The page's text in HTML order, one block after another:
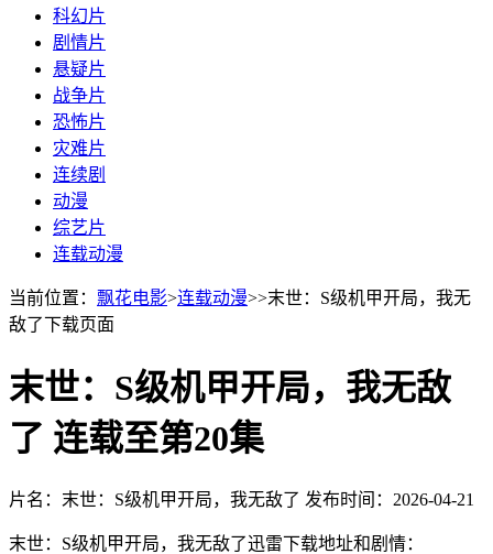
科幻片
剧情片
悬疑片
战争片
恐怖片
灾难片
连续剧
动漫
综艺片
连载动漫
当前位置： 飘花电影>连载动漫>>末世：S级机甲开局，我无
敌了下载页面
末世：S级机甲开局，我无敌
了 连载至第20集
片名：末世：S级机甲开局，我无敌了 发布时间：2026-04-21
末世：S级机甲开局，我无敌了迅雷下载地址和剧情：